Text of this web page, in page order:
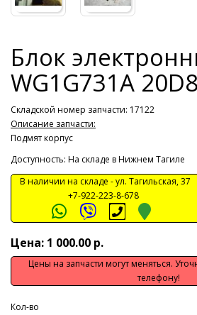
Блок
WG1G731A 20D8
Складской номер запчасти: 17122
Описание запчасти:
Подмят корпус
Доступность: На складе в Нижнем Тагиле
В наличии на складе -ул. Тагильская, 37
+7-922-223-8-678
Цена: 1 000.00 р.
Цены на запчасти могут меняться.
телефону!
Кол-во